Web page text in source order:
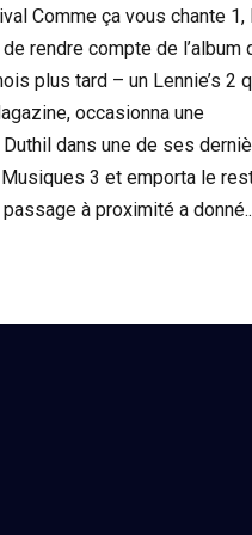
Comme ça vous chante 1,
rendre compte de l’album
plus tard – un Lennie’s 2
occasionna une
dans une de ses
3 et emporta le
à proximité a